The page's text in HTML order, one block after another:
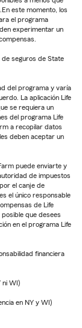
este momento, los
el programa
experimentar un
seguros de State
del programa y varía
La aplicación Life
se requiera un
del programa Life
a recopilar datos
deben aceptar un
puede enviarte y
de impuestos
el canje de
el único responsable
de Life
que desees
en el programa Life
financiera
ni WI)
en NY y WI)